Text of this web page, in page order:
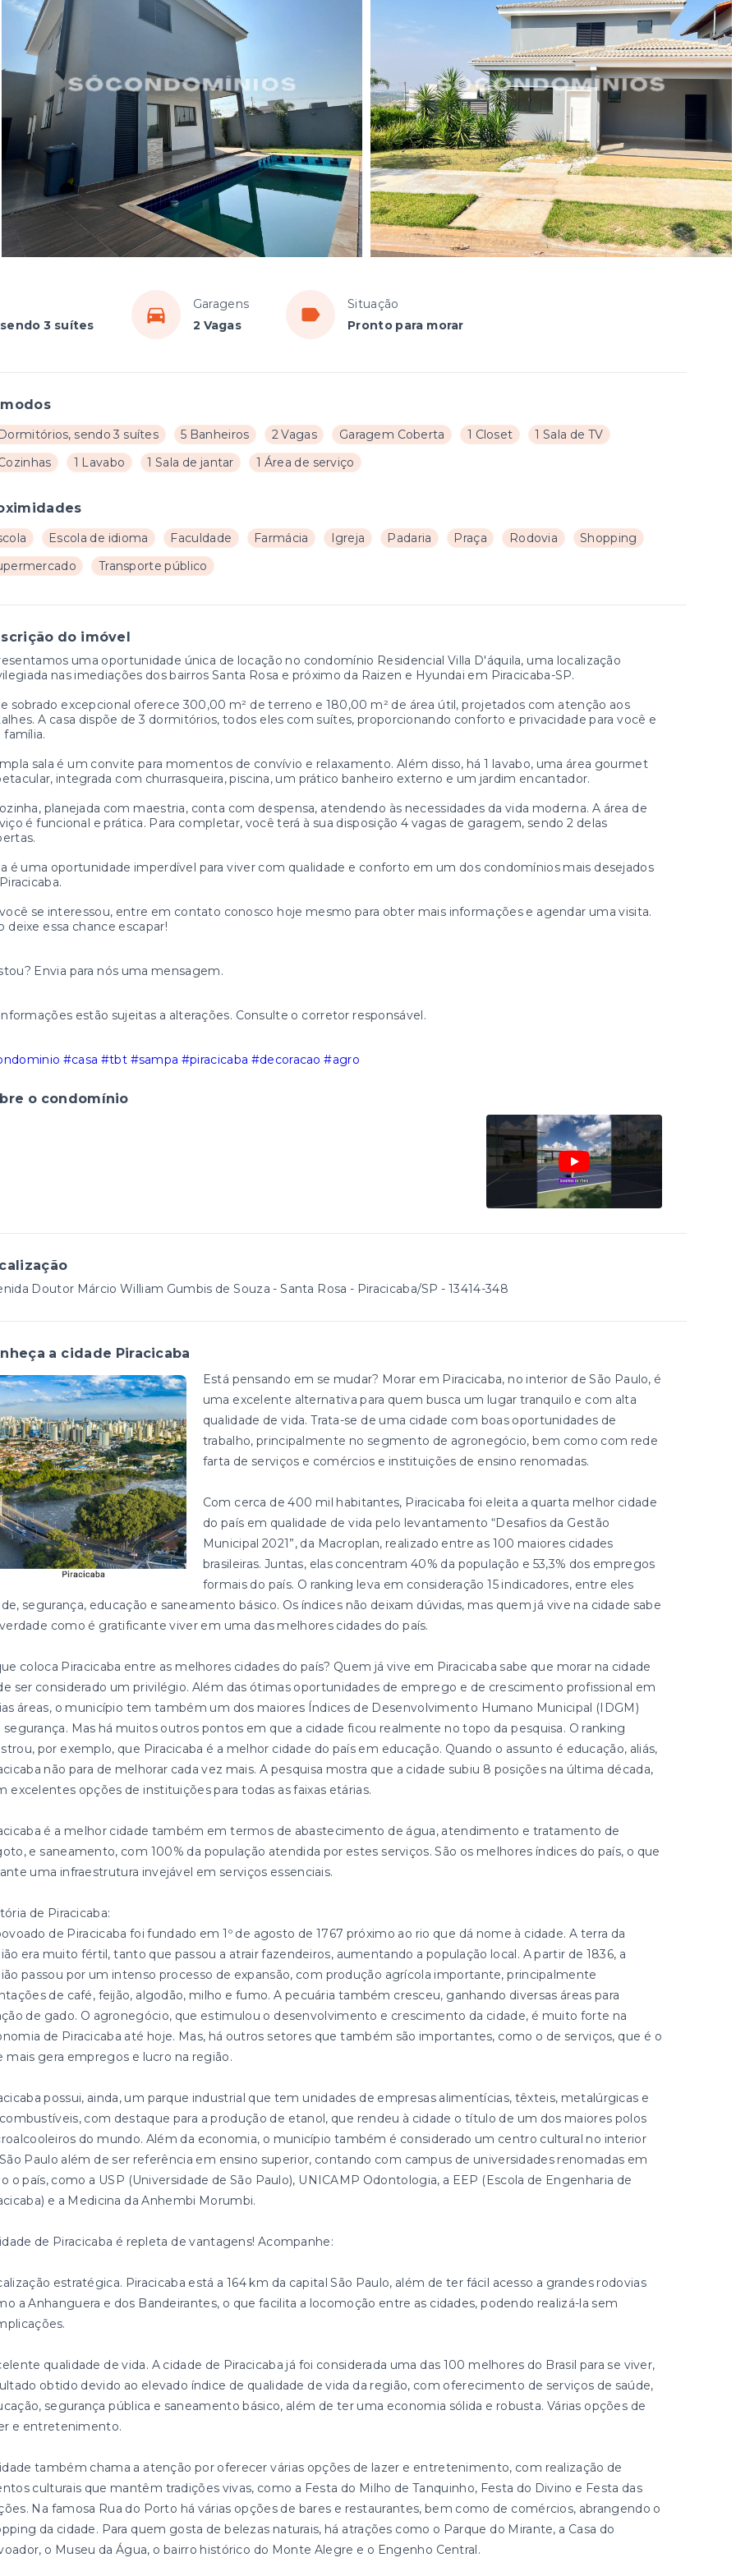
3 suítes
Garagens
2 Vagas
Situação
Pronto para morar
sendo 3 suítes 5 Banheiros 2 Vagas Garagem Coberta 1 Closet
1 Sala de TV
1 Lavabo 1 Sala de jantar 1 Área de serviço
Escola de idioma Faculdade Farmácia Igreja Padaria Praça Rodovia
Shopping
Transporte público
do imóvel
uma oportunidade única de locação no condomínio Residencial Villa D'áquila, uma localização
nas imediações dos bairros Santa Rosa e próximo da Raizen e Hyundai em Piracicaba-SP.
sobrado excepcional oferece 300,00 m² de terreno e 180,00 m² de área útil, projetados com atenção aos
A casa dispõe de 3 dormitórios, todos eles com suítes, proporcionando conforto e privacidade para você e
família.
sala é um convite para momentos de convívio e relaxamento. Além disso, há 1 lavabo, uma área gourmet
integrada com churrasqueira, piscina, um prático banheiro externo e um jardim encantador.
planejada com maestria, conta com despensa, atendendo às necessidades da vida moderna. A área de
é funcional e prática. Para completar, você terá à sua disposição 4 vagas de garagem, sendo 2 delas
é uma oportunidade imperdível para viver com qualidade e conforto em um dos condomínios mais desejados
se interessou, entre em contato conosco hoje mesmo para obter mais informações e agendar uma visita.
deixe essa chance escapar!
Envia para nós uma mensagem.
estão sujeitas a alterações. Consulte o corretor responsável.
#casa #tbt #sampa #piracicaba #decoracao #agro
o condomínio
Doutor Márcio William Gumbis de Souza - Santa Rosa - Piracicaba/SP - 13414-348
a cidade Piracicaba
Está pensando em se mudar? Morar em Piracicaba, no interior de São Paulo, é
uma excelente alternativa para quem busca um lugar tranquilo e com alta
qualidade de vida. Trata-se de uma cidade com boas oportunidades de
trabalho, principalmente no segmento de agronegócio, bem como com rede
farta de serviços e comércios e instituições de ensino renomadas.
Com cerca de 400 mil habitantes, Piracicaba foi eleita a quarta melhor cidade
do país em qualidade de vida pelo levantamento “Desafios da Gestão
Municipal 2021”, da Macroplan, realizado entre as 100 maiores cidades
brasileiras. Juntas, elas concentram 40% da população e 53,3% dos empregos
formais do país. O ranking leva em consideração 15 indicadores, entre eles
segurança, educação e saneamento básico. Os índices não deixam dúvidas, mas quem já vive na cidade sabe
como é gratificante viver em uma das melhores cidades do país.
coloca Piracicaba entre as melhores cidades do país? Quem já vive em Piracicaba sabe que morar na cidade
ser considerado um privilégio. Além das ótimas oportunidades de emprego e de crescimento profissional em
áreas, o município tem também um dos maiores Índices de Desenvolvimento Humano Municipal (IDGM)
segurança. Mas há muitos outros pontos em que a cidade ficou realmente no topo da pesquisa. O ranking
por exemplo, que Piracicaba é a melhor cidade do país em educação. Quando o assunto é educação, aliás,
não para de melhorar cada vez mais. A pesquisa mostra que a cidade subiu 8 posições na última década,
excelentes opções de instituições para todas as faixas etárias.
é a melhor cidade também em termos de abastecimento de água, atendimento e tratamento de
e saneamento, com 100% da população atendida por estes serviços. São os melhores índices do país, o que
uma infraestrutura invejável em serviços essenciais.
de Piracicaba:
de Piracicaba foi fundado em 1º de agosto de 1767 próximo ao rio que dá nome à cidade. A terra da
era muito fértil, tanto que passou a atrair fazendeiros, aumentando a população local. A partir de 1836, a
passou por um intenso processo de expansão, com produção agrícola importante, principalmente
de café, feijão, algodão, milho e fumo. A pecuária também cresceu, ganhando diversas áreas para
de gado. O agronegócio, que estimulou o desenvolvimento e crescimento da cidade, é muito forte na
de Piracicaba até hoje. Mas, há outros setores que também são importantes, como o de serviços, que é o
mais gera empregos e lucro na região.
possui, ainda, um parque industrial que tem unidades de empresas alimentícias, têxteis, metalúrgicas e
com destaque para a produção de etanol, que rendeu à cidade o título de um dos maiores polos
do mundo. Além da economia, o município também é considerado um centro cultural no interior
Paulo além de ser referência em ensino superior, contando com campus de universidades renomadas em
o país, como a USP (Universidade de São Paulo), UNICAMP Odontologia, a EEP (Escola de Engenharia de
e a Medicina da Anhembi Morumbi.
de Piracicaba é repleta de vantagens! Acompanhe:
estratégica. Piracicaba está a 164 km da capital São Paulo, além de ter fácil acesso a grandes rodovias
a Anhanguera e dos Bandeirantes, o que facilita a locomoção entre as cidades, podendo realizá-la sem
qualidade de vida. A cidade de Piracicaba já foi considerada uma das 100 melhores do Brasil para se viver,
obtido devido ao elevado índice de qualidade de vida da região, com oferecimento de serviços de saúde,
segurança pública e saneamento básico, além de ter uma economia sólida e robusta. Várias opções de
e entretenimento.
também chama a atenção por oferecer várias opções de lazer e entretenimento, com realização de
culturais que mantêm tradições vivas, como a Festa do Milho de Tanquinho, Festa do Divino e Festa das
Na famosa Rua do Porto há várias opções de bares e restaurantes, bem como de comércios, abrangendo o
da cidade. Para quem gosta de belezas naturais, há atrações como o Parque do Mirante, a Casa do
o Museu da Água, o bairro histórico do Monte Alegre e o Engenho Central.